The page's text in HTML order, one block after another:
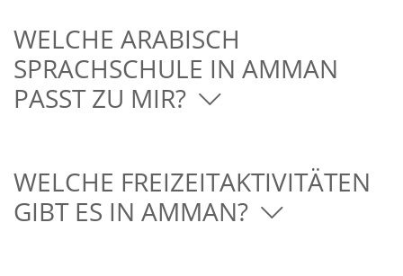
WELCHE ARABISCH
SPRACHSCHULE IN AMMAN
PASST ZU MIR?
WELCHE FREIZEITAKTIVITÄTEN
GIBT ES IN AMMAN?